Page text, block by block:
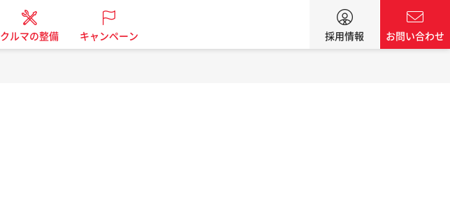
クルマの整備 キャンペーン 採用情報 お問い合わせ